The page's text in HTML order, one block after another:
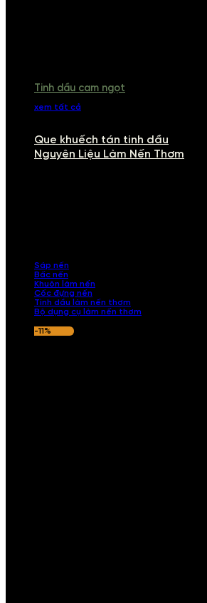
Tinh dầu cam ngọt
xem tất cả
Que khuếch tán tinh dầu
Nguyên Liệu Làm Nến Thơm
Sáp nến
Bấc nến
Khuôn làm nến
Cốc đựng nến
Tinh dầu làm nến thơm
Bộ dụng cụ làm nến thơm
-11%